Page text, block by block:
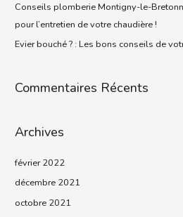
Conseils plomberie Montigny-le-
pour l’entretien de votre chaudière !
Evier bouché ? : Les bons conseils de
Commentaires Récents
Archives
février 2022
décembre 2021
octobre 2021